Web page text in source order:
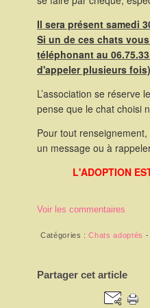
Il sera présent samedi
Si un de ces chats
téléphonant au
d'appeler plusieurs
L’association se réserve
pense que le chat choisi
Pour tout
un message ou à
L'ADOPTION
Voir les commentaires
Catégories :Chats adoptés -
Partager cet article